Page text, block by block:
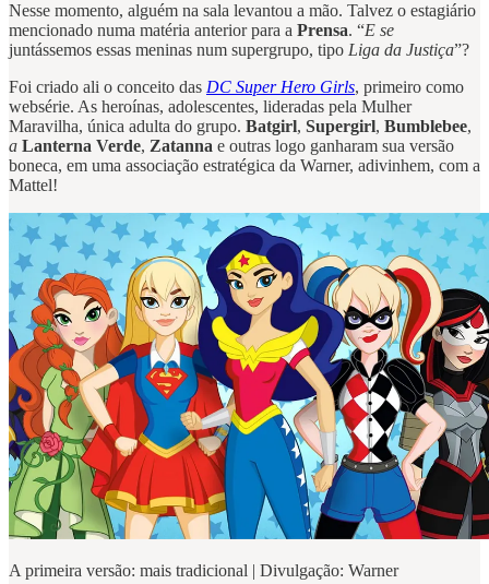
Nesse momento, alguém na sala levantou a mão. Talvez o estagiário
mencionado numa matéria anterior para a Prensa. “E se
juntássemos essas meninas num supergrupo, tipo Liga da Justiça”?
Foi criado ali o conceito das DC Super Hero Girls, primeiro como
websérie. As heroínas, adolescentes, lideradas pela Mulher
Maravilha, única adulta do grupo. Batgirl, Supergirl, Bumblebee,
a Lanterna Verde, Zatanna e outras logo ganharam sua versão
boneca, em uma associação estratégica da Warner, adivinhem, com a
Mattel!
A primeira versão: mais tradicional | Divulgação: Warner